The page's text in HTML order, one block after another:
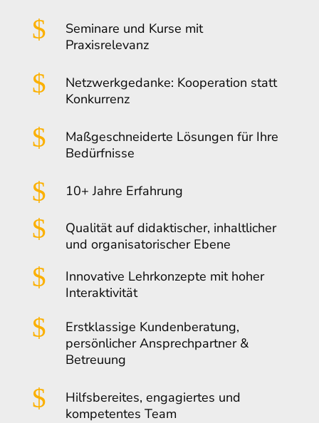
$
Seminare und Kurse mit
Praxisrelevanz
$
Netzwerkgedanke: Kooperation statt
Konkurrenz
$
Maßgeschneiderte Lösungen für Ihre
Bedürfnisse
$ 10+ Jahre Erfahrung
$
Qualität auf didaktischer, inhaltlicher
und organisatorischer Ebene
$
Innovative Lehrkonzepte mit hoher
Interaktivität
$
Erstklassige Kundenberatung,
persönlicher Ansprechpartner &
Betreuung
$
Hilfsbereites, engagiertes und
kompetentes Team